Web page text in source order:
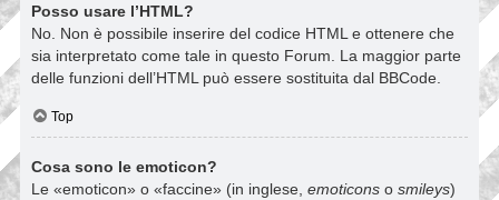
Posso usare l’HTML?
No. Non è possibile inserire del codice HTML e ottenere che
sia interpretato come tale in questo Forum. La maggior parte
delle funzioni dell’HTML può essere sostituita dal BBCode.
Top
Cosa sono le emoticon?
Le «emoticon» o «faccine» (in inglese, emoticons o smileys)